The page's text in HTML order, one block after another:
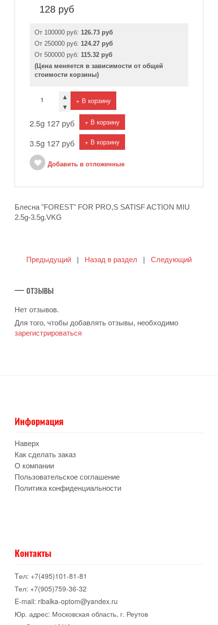
128 руб
От 100000 руб: 126.73 руб
От 250000 руб: 124.27 руб
От 500000 руб: 115.32 руб
(Цена меняется в зависимости от общей
стоимости корзины)
▲
▼
+ В корзину
2.5g 127 руб + В корзину
3.5g 127 руб + В корзину
Добавить в отложенные
Блесна "FOREST" FOR PRO,S SATISF ACTION MIU
2.5g-3.5g.VKG
Предыдущий | Назад в раздел | Следующий
— отзывы
Нет отзывов.
Для того, чтобы добавлять отзывы, необходимо
зарегистрироваться
Информация
Наверх
Как сделать заказ
О компании
Пользовательское соглашение
Политика конфиденциальности
Контакты
Tел: +7(495)101-81-81
Тел: +7(905)759-36-32
E-mail: ribalka-optom@yandex.ru
Юр. адрес: Московская область, г. Реутов